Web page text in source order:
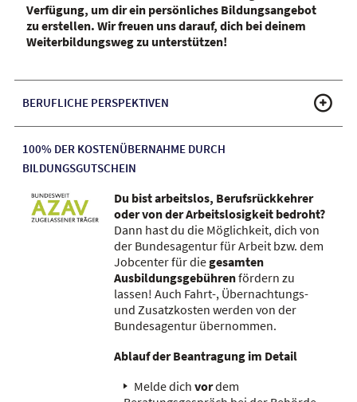
Verfügung, um dir ein persönliches Bildungsangebot
zu erstellen. Wir freuen uns darauf, dich bei deinem
Weiterbildungsweg zu unterstützen!
BERUFLICHE PERSPEKTIVEN
100% DER KOSTENÜBERNAHME DURCH
BILDUNGSGUTSCHEIN
Du bist arbeitslos, Berufsrückkehrer
oder von der Arbeitslosigkeit bedroht?
Dann hast du die Möglichkeit, dich von
der Bundesagentur für Arbeit bzw. dem
Jobcenter für diegesamten
Ausbildungsgebührenfördern zu
lassen! Auch Fahrt-, Übernachtungs-
und Zusatzkosten werden von der
Bundesagentur übernommen.
Ablauf der Beantragung im Detail
Melde dichvordem